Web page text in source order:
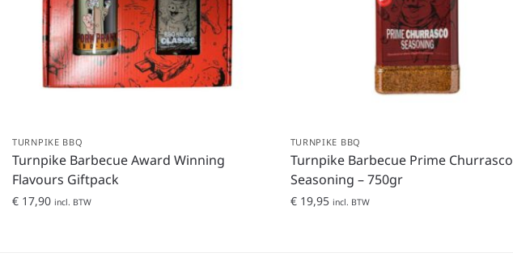
TURNPIKE BBQ
Turnpike Barbecue Award Winning
Flavours Giftpack
€ 17,90 incl. BTW
TURNPIKE BBQ
Turnpike Barbecue Prime Churrasco
Seasoning – 750gr
€19,95 incl. BTW